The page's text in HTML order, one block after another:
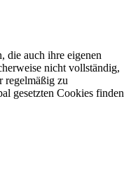
die auch ihre eigenen
nicht vollständig,
regelmäßig zu
gesetzten Cookies finden